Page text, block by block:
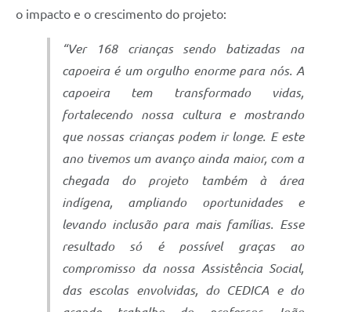
o impacto e o crescimento do projeto:
“Ver 168 crianças sendo batizadas na
capoeira é um orgulho enorme para nós. A
capoeira tem transformado vidas,
fortalecendo nossa cultura e mostrando
que nossas crianças podem ir longe. E este
ano tivemos um avanço ainda maior, com a
chegada do projeto também à área
indígena, ampliando oportunidades e
levando inclusão para mais famílias. Esse
resultado só é possível graças ao
compromisso da nossa Assistência Social,
das escolas envolvidas, do CEDICA e do